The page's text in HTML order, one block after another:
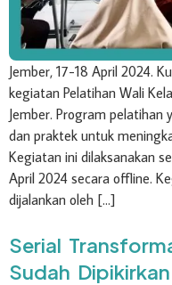
Jember, 17-18 April 2024.
kegiatan Pelatihan Wali
Jember. Program
dan praktek untuk
Kegiatan ini dilaksanakan
April 2024 secara offline.
dijalankan oleh […]
Serial
Sudah